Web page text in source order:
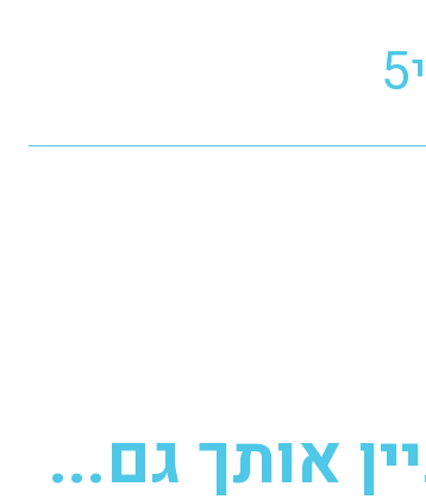
אותך גם...